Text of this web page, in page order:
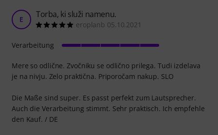
E Torba, ki služi namenu.
eroplanb 05.10.2021
Mere so odlične. Zvočniku se odlično prilega. Tudi izdelava
je na nivju. Zelo praktična. Priporočam nakup. SLO
Die Maße sind super. Es passt perfekt zum Lautsprecher.
Auch die Verarbeitung stimmt. Sehr praktisch. Ich empfehle
den Kauf. / DE
Verarbeitung